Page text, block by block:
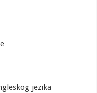
jezika